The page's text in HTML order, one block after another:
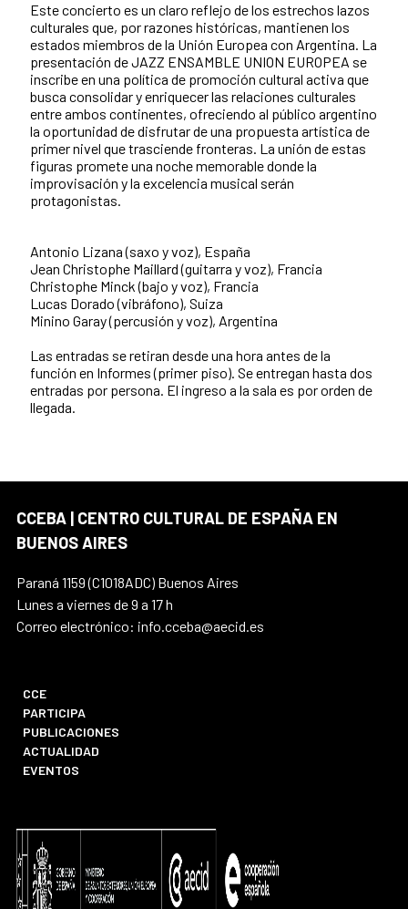
Este concierto es un claro reflejo de los estrechos lazos
culturales que, por razones históricas, mantienen los
estados miembros de la Unión Europea con Argentina. La
presentación de JAZZ ENSAMBLE UNION EUROPEA se
inscribe en una política de promoción cultural activa que
busca consolidar y enriquecer las relaciones culturales
entre ambos continentes, ofreciendo al público argentino
la oportunidad de disfrutar de una propuesta artística de
primer nivel que trasciende fronteras. La unión de estas
figuras promete una noche memorable donde la
improvisación y la excelencia musical serán
protagonistas.
Antonio Lizana (saxo y voz), España
Jean Christophe Maillard (guitarra y voz), Francia
Christophe Minck (bajo y voz), Francia
Lucas Dorado (vibráfono), Suiza
Minino Garay (percusión y voz), Argentina
Las entradas se retiran desde una hora antes de la
función en Informes (primer piso). Se entregan hasta dos
entradas por persona. El ingreso a la sala es por orden de
llegada.
CCEBA | CENTRO CULTURAL DE ESPAÑA EN
BUENOS AIRES
Paraná 1159 (C1018ADC) Buenos Aires
Lunes a viernes de 9 a 17 h
Correo electrónico: info.cceba@aecid.es
CCE
PARTICIPA
PUBLICACIONES
ACTUALIDAD
EVENTOS